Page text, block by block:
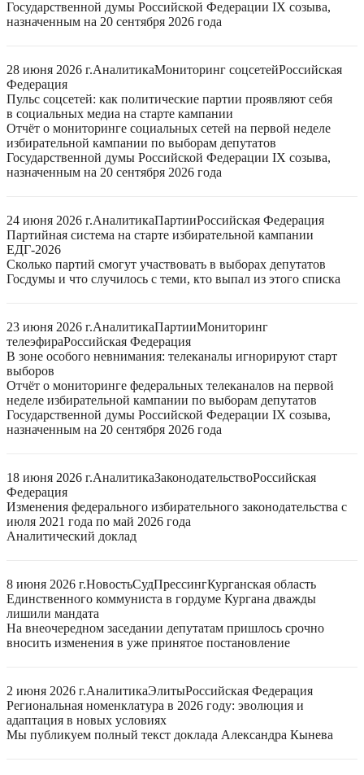
Государственной думы Российской Федерации IX созыва,
назначенным на 20 сентября 2026 года
28 июня 2026 г.АналитикаМониторинг соцсетейРоссийская
Федерация
Пульс соцсетей: как политические партии проявляют себя
в социальных медиа на старте кампании
Отчёт о мониторинге социальных сетей на первой неделе
избирательной кампании по выборам депутатов
Государственной думы Российской Федерации IX созыва,
назначенным на 20 сентября 2026 года
24 июня 2026 г.АналитикаПартииРоссийская Федерация
Партийная система на старте избирательной кампании
ЕДГ-2026
Сколько партий смогут участвовать в выборах депутатов
Госдумы и что случилось с теми, кто выпал из этого списка
23 июня 2026 г.АналитикаПартииМониторинг
телеэфираРоссийская Федерация
В зоне особого невнимания: телеканалы игнорируют старт
выборов
Отчёт о мониторинге федеральных телеканалов на первой
неделе избирательной кампании по выборам депутатов
Государственной думы Российской Федерации IX созыва,
назначенным на 20 сентября 2026 года
18 июня 2026 г.АналитикаЗаконодательствоРоссийская
Федерация
Изменения федерального избирательного законодательства с
июля 2021 года по май 2026 года
Аналитический доклад
8 июня 2026 г.НовостьСудПрессингКурганская область
Единственного коммуниста в гордуме Кургана дважды
лишили мандата
На внеочередном заседании депутатам пришлось срочно
вносить изменения в уже принятое постановление
2 июня 2026 г.АналитикаЭлитыРоссийская Федерация
Региональная номенклатура в 2026 году: эволюция и
адаптация в новых условиях
Мы публикуем полный текст доклада Александра Кынева